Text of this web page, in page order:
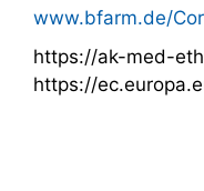
www.bfarm.de/
https://ak-med-
https://